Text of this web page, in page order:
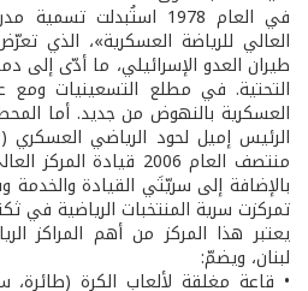
في العام 1978 استُبدلت
طيران العدو الإسرائيلي، ما أدّى إلى
التحتية. في مطلع التسعينيات ومع
العسكرية بالنهوض من جديد. أما
منتصف العام 2006 قيادة
بالإضافة إلى سريّتَي القيادة والخدمة
تمركزت سرية المنتخبات الرياضية في
يعتبر هذا المركز من أهم المراكز
لبنان، ويضمّ:
• قاعة مغلقة لألعاب الكرة